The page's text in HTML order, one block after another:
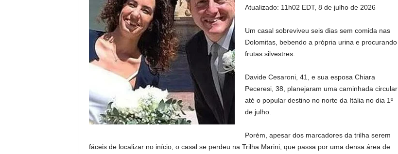
Atualizado: 11h02 EDT, 8 de julho de 2026
Um casal sobreviveu seis dias sem comida nas
Dolomitas, bebendo a própria urina e procurando
frutas silvestres.
Davide Cesaroni, 41, e sua esposa Chiara
Peceresi, 38, planejaram uma caminhada circular
até o popular destino no norte da Itália no dia 1º
de julho.
Porém, apesar dos marcadores da trilha serem
fáceis de localizar no início, o casal se perdeu na Trilha Marini, que passa por uma densa área de